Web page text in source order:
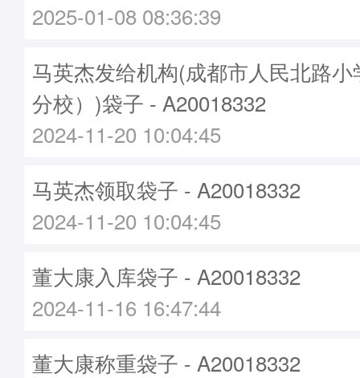
2025-01-08 08:36:39
马英杰发给机构(成都市人民北路
分校）)袋子 - A20018332
2024-11-20 10:04:45
马英杰领取袋子 - A20018332
2024-11-20 10:04:45
董大康入库袋子 - A20018332
2024-11-16 16:47:44
董大康称重袋子 - A20018332